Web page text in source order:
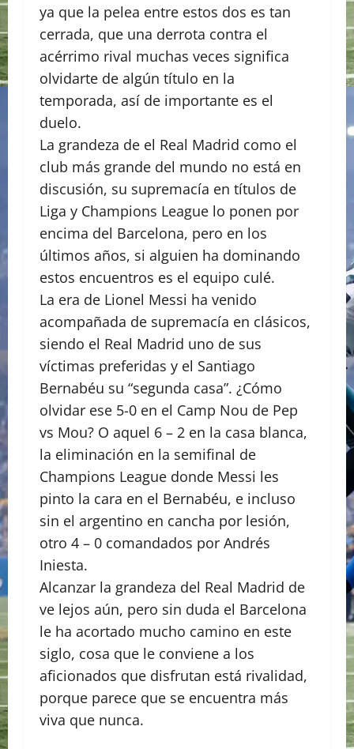
ya que la pelea entre estos dos es tan
cerrada, que una derrota contra el
acérrimo rival muchas veces significa
olvidarte de algún título en la
temporada, así de importante es el
duelo.
La grandeza de el Real Madrid como el
club más grande del mundo no está en
discusión, su supremacía en títulos de
Liga y Champions League lo ponen por
encima del Barcelona, pero en los
últimos años, si alguien ha dominando
estos encuentros es el equipo culé.
La era de Lionel Messi ha venido
acompañada de supremacía en clásicos,
siendo el Real Madrid uno de sus
víctimas preferidas y el Santiago
Bernabéu su “segunda casa”. ¿Cómo
olvidar ese 5-0 en el Camp Nou de Pep
vs Mou? O aquel 6 – 2 en la casa blanca,
la eliminación en la semifinal de
Champions League donde Messi les
pinto la cara en el Bernabéu, e incluso
sin el argentino en cancha por lesión,
otro 4 – 0 comandados por Andrés
Iniesta.
Alcanzar la grandeza del Real Madrid de
ve lejos aún, pero sin duda el Barcelona
le ha acortado mucho camino en este
siglo, cosa que le conviene a los
aficionados que disfrutan está rivalidad,
porque parece que se encuentra más
viva que nunca.